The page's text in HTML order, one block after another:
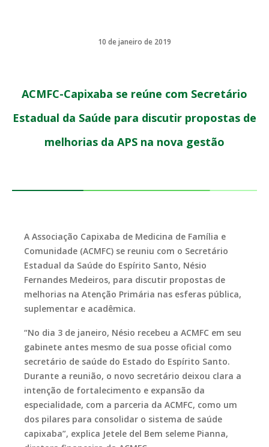
10 de janeiro de 2019
ACMFC-Capixaba se reúne com Secretário
Estadual da Saúde para discutir propostas de
melhorias da APS na nova gestão
A Associação Capixaba de Medicina de Família e
Comunidade (ACMFC) se reuniu com o Secretário
Estadual da Saúde do Espírito Santo, Nésio
Fernandes Medeiros, para discutir propostas de
melhorias na Atenção Primária nas esferas pública,
suplementar e acadêmica.
“No dia 3 de janeiro, Nésio recebeu a ACMFC em seu
gabinete antes mesmo de sua posse oficial como
secretário de saúde do Estado do Espírito Santo.
Durante a reunião, o novo secretário deixou clara a
intenção de fortalecimento e expansão da
especialidade, com a parceria da ACMFC, como um
dos pilares para consolidar o sistema de saúde
capixaba”, explica Jetele del Bem seleme Pianna,